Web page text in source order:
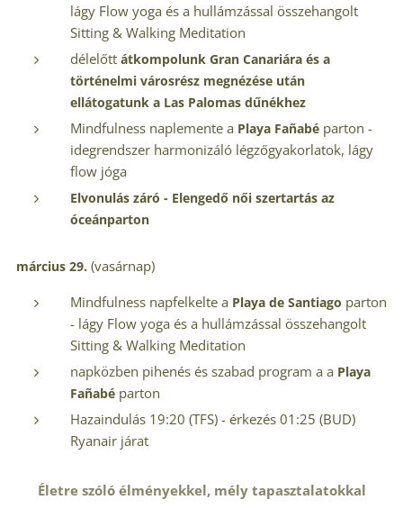
lágy Flow yoga és a hullámzással összehangolt
Sitting & Walking Meditation
délelőtt átkompolunk Gran Canariára és a
történelmi városrész megnézése után
ellátogatunk a Las Palomas dűnékhez
Mindfulness naplemente a Playa Fañabé parton -
idegrendszer harmonizáló légzőgyakorlatok, lágy
flow jóga
Elvonulás záró - Elengedő női szertartás az
óceánparton
március 29. (vasárnap)
Mindfulness napfelkelte a Playa de Santiago parton
- lágy Flow yoga és a hullámzással összehangolt
Sitting & Walking Meditation
napközben pihenés és szabad program a a Playa
Fañabé parton
Hazaindulás 19:20 (TFS) - érkezés 01:25 (BUD)
Ryanair járat
Életre szóló élményekkel, mély tapasztalatokkal